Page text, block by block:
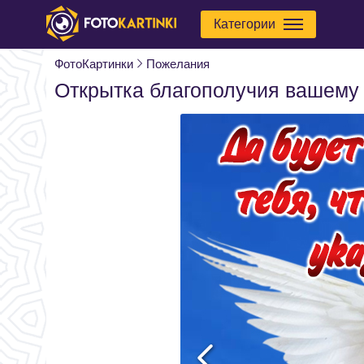
Категории
ФотоКартинки Пожелания
Открытка благополучия